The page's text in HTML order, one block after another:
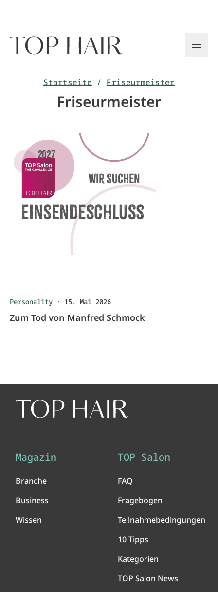
Startseite / Friseurmeister
Friseurmeister
Personality · 15. Mai 2026
Zum Tod von Manfred Schmock
Magazin
Branche
Business
Wissen
TOP Salon
FAQ
Fragebogen
Teilnahmebedingungen
10 Tipps
Kategorien
TOP Salon News